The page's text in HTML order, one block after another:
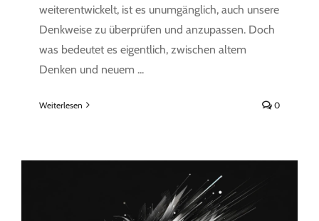
weiterentwickelt, ist es unumgänglich, auch unsere
Denkweise zu überprüfen und anzupassen. Doch
was bedeutet es eigentlich, zwischen altem
Denken und neuem ...
Weiterlesen 0